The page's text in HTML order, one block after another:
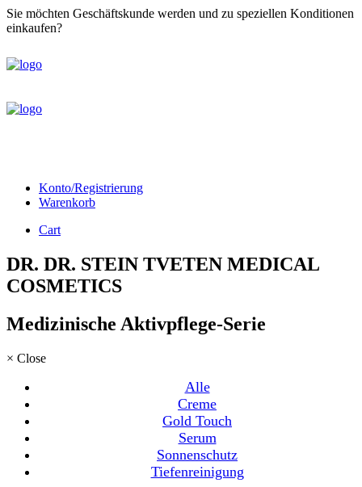
Sie möchten Geschäftskunde werden und zu speziellen Konditionen
einkaufen?
Konto/Registrierung
Warenkorb
Cart
DR. DR. STEIN TVETEN MEDICAL
COSMETICS
Medizinische Aktivpflege-Serie
× Close
Alle
Creme
Gold Touch
Serum
Sonnenschutz
Tiefenreinigung